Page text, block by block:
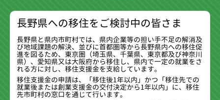
長野県への移住をご検討中の皆さま
長野県と県内市町村では、県内企業等の担い手不足の解消及
び地域課題の解決、並びに首都圏等から長野県内への移住促
進を図るため、東京圏（埼玉県、千葉県、東京都及び神奈川
県）、愛知県又は大阪府から移住し、県内で一定の就業をさ
れる方に対し、移住支援金を支給しています。
移住支援金の申請は、「移住後1年以内」かつ「移住先での
就業後または創業支援金の交付決定から1年以内」に、移住
先市町村の窓口を通じて行います。